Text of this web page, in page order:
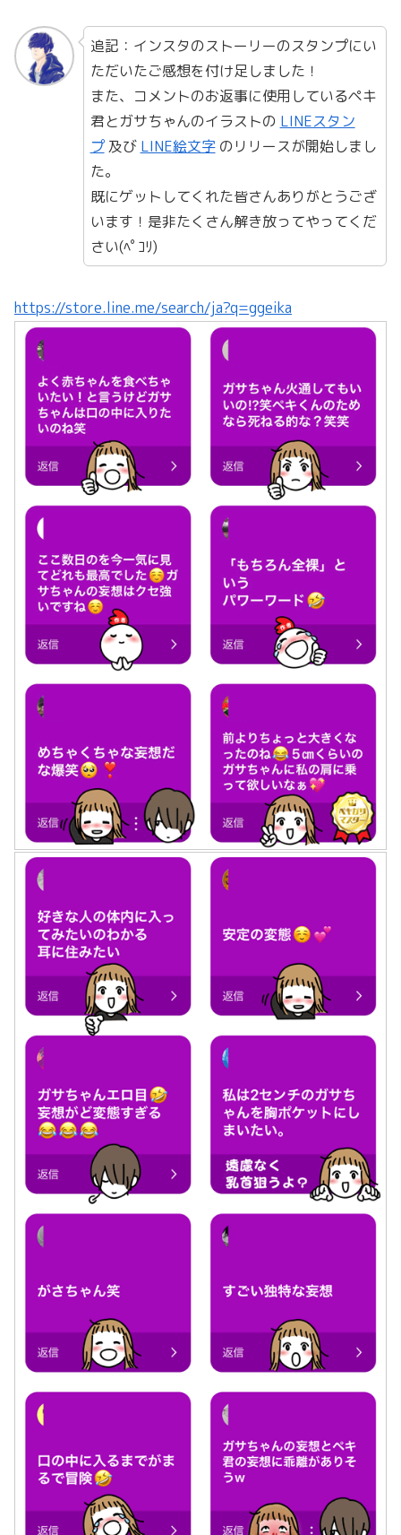
追記：インスタのストーリーのスタンプにい
ただいたご感想を付け足しました！
また、コメントのお返事に使用しているペキ
君とガサちゃんのイラストの LINEスタン
プ及び LINE絵文字のリリースが開始しまし
た。
既にゲットしてくれた皆さんありがとうござ
います！是非たくさん解き放ってやってくだ
さい(ﾍﾟｺﾘ)
https://store.line.me/search/ja?q=ggeika